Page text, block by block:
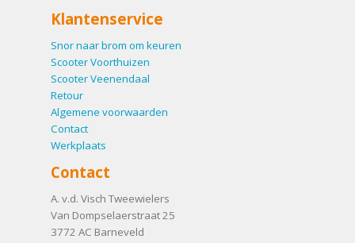
Klantenservice
Snor naar brom om keuren
Scooter Voorthuizen
Scooter Veenendaal
Retour
Algemene voorwaarden
Contact
Werkplaats
Contact
A. v.d. Visch Tweewielers
Van Dompselaerstraat 25
3772 AC Barneveld